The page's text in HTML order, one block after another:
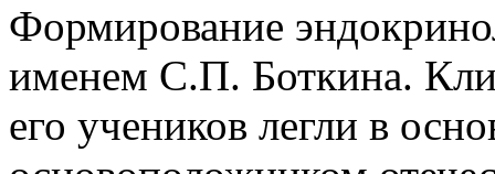
Формирование
именем С.П. Боткина.
его учеников легли в